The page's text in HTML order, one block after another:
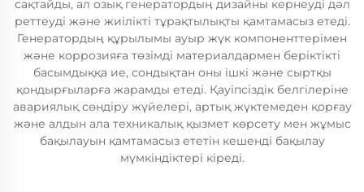
сақтайды, ал озық генератордың дизайны кернеуді дәл
реттеуді және жиілікті тұрақтылықты қамтамасыз етеді.
Генератордың құрылымы ауыр жүк компоненттерімен
және коррозияға төзімді материалдармен беріктікті
басымдыққа ие, сондықтан оны ішкі және сыртқы
қондырғыларға жарамды етеді. Қауіпсіздік белгілеріне
авариялық сөндіру жүйелері, артық жүктемеден қорғау
және алдын ала техникалық қызмет көрсету мен жұмыс
бақылауын қамтамасыз ететін кешенді бақылау
мүмкіндіктері кіреді.